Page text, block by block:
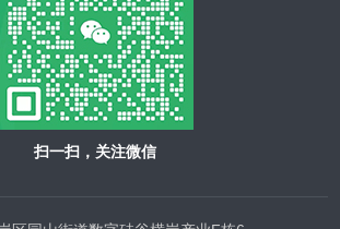
扫一扫，关注微信